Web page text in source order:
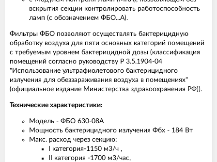
вскрытия секции контролировать работоспособность
ламп (с обозначением ФБО...А).
Фильтры ФБО позволяют осуществлять бактерицидную
обработку воздуха для пяти основных категорий помещений
с требуемым уровнем бактерицидной дозы (классификация
помещений согласно руководству Р 3.5.1904-04
"Использование ультрафиолетового бактерицидного
излучения для обеззараживания воздуха в помещениях"
(официальное издание Министерства здравоохранения РФ)).
Технические характеристики:
Модель - ФБО 630-08А
Мощность бактерицидного излучения Фбх - 184 Вт
Макс. расход через секцию:
I категория-1150 м3/ч ,
II категория -1700 м3/час,